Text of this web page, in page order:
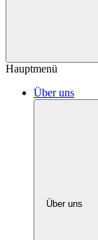
Hauptmenü
Über uns
Über uns